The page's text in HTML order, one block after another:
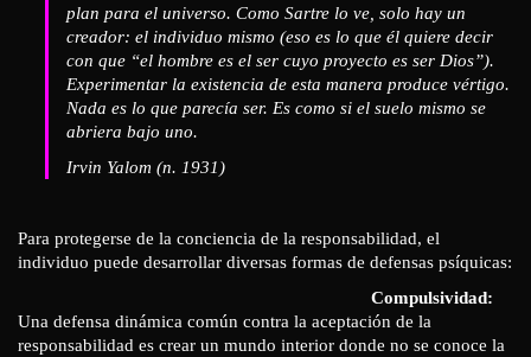
plan para el universo. Como Sartre lo ve, solo hay un
creador: el individuo mismo (eso es lo que él quiere decir
con que “el hombre es el ser cuyo proyecto es ser Dios”).
Experimentar la existencia de esta manera produce vértigo.
Nada es lo que parecía ser. Es como si el suelo mismo se
abriera bajo uno.
Irvin Yalom (n. 1931)
Para protegerse de la conciencia de la responsabilidad, el
individuo puede desarrollar diversas formas de defensas psíquicas:
Compulsividad:
Una defensa dinámica común contra la aceptación de la
responsabilidad es crear un mundo interior donde no se conoce la